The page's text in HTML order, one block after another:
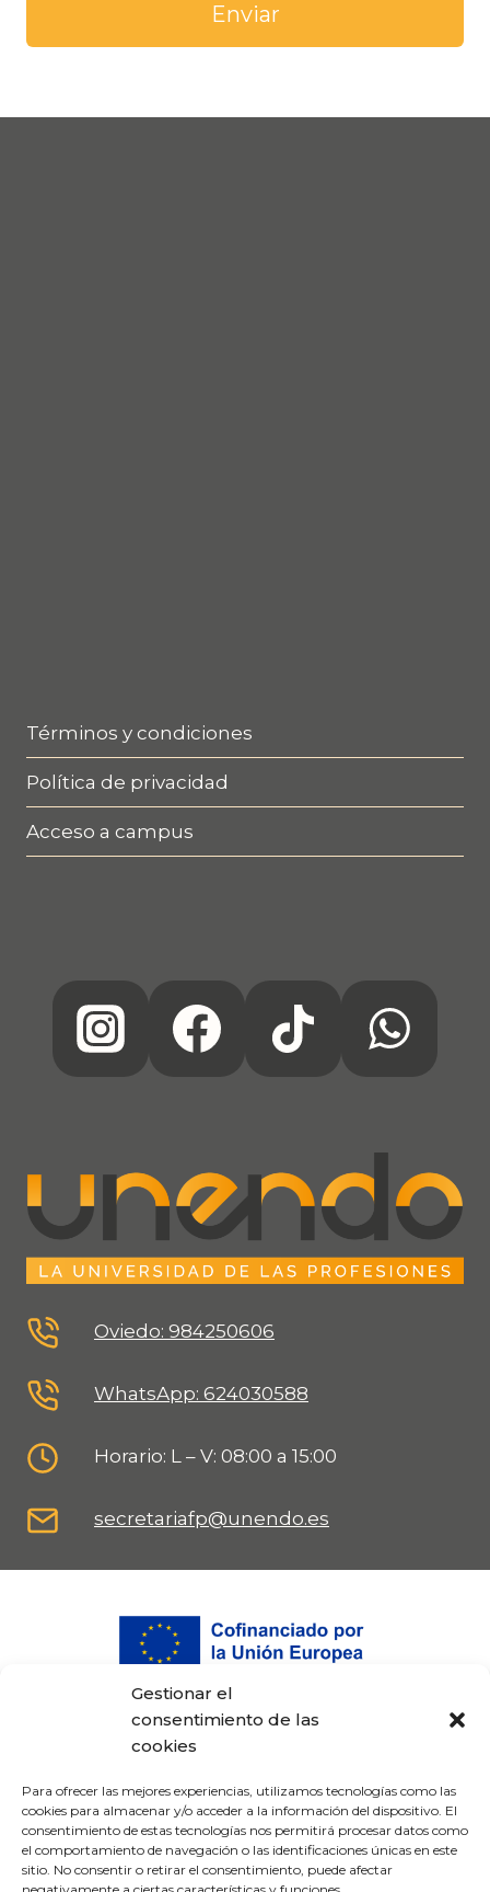
Gestionar el
consentimiento de las
cookies
Para ofrecer las mejores experiencias, utilizamos tecnologías como las
cookies para almacenar y/o acceder a la información del dispositivo. El
consentimiento de estas tecnologías nos permitirá procesar datos como
el comportamiento de navegación o las identificaciones únicas en este
sitio. No consentir o retirar el consentimiento, puede afectar
Enviar
Términos y condiciones
Política de privacidad
Acceso a campus
Oviedo: 984250606
WhatsApp: 624030588
Horario: L – V: 08:00 a 15:00
secretariafp@unendo.es
Proyecto cofinanciado por el Fondo Europeo